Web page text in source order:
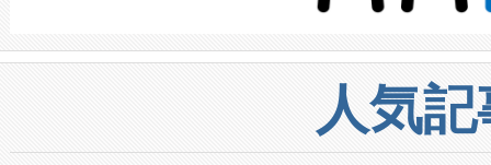
人気